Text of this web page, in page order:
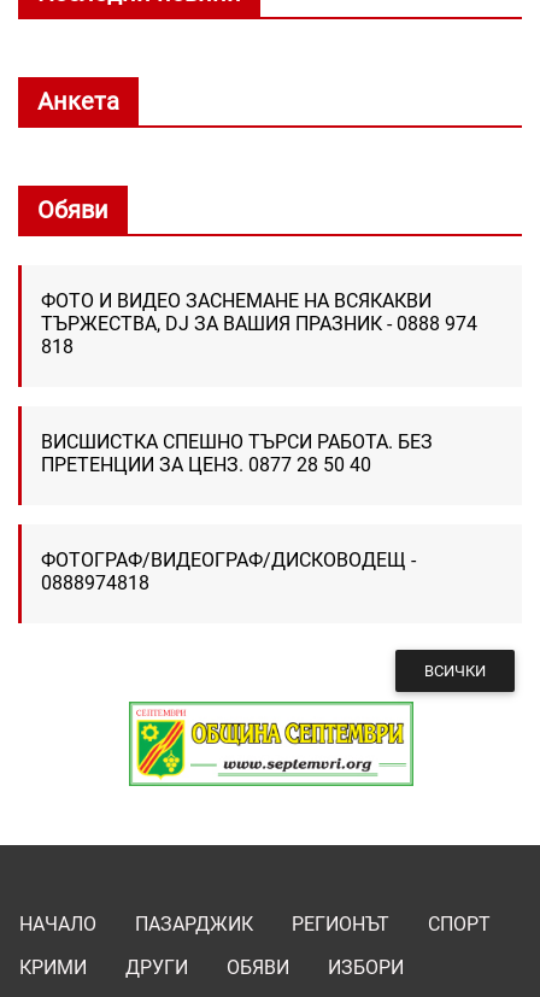
Анкета
Обяви
ФОТО И ВИДЕО ЗАСНЕМАНЕ НА ВСЯКАКВИ
ТЪРЖЕСТВА, DJ ЗА ВАШИЯ ПРАЗНИК - 0888 974
818
ВИСШИСТКА СПЕШНО ТЪРСИ РАБОТА. БЕЗ
ПРЕТЕНЦИИ ЗА ЦЕНЗ. 0877 28 50 40
ФОТОГРАФ/ВИДЕОГРАФ/ДИСКОВОДЕЩ -
0888974818
ВСИЧКИ
НАЧАЛО ПАЗАРДЖИК РЕГИОНЪТ
СПОРТ
КРИМИ
ДРУГИ ОБЯВИ
ИЗБОРИ